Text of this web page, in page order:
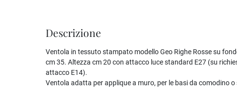
Descrizione
Ventola in tessuto stampato modello Geo Righe Rosse su
cm 35. Altezza cm 20 con attacco luce standard E27 (su
attacco E14).
Ventola adatta per applique a muro, per le basi da comodino